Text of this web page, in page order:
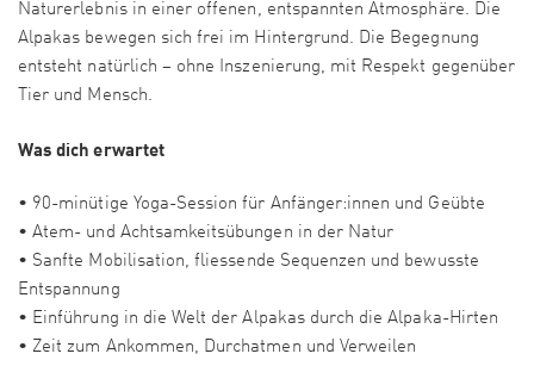
Naturerlebnis in einer offenen, entspannten Atmosphäre. Die
Alpakas bewegen sich frei im Hintergrund. Die Begegnung
entsteht natürlich – ohne Inszenierung, mit Respekt gegenüber
Tier und Mensch.
Was dich erwartet
• 90-minütige Yoga-Session für Anfänger:innen und Geübte
• Atem- und Achtsamkeitsübungen in der Natur
• Sanfte Mobilisation, fliessende Sequenzen und bewusste
Entspannung
• Einführung in die Welt der Alpakas durch die Alpaka-Hirten
• Zeit zum Ankommen, Durchatmen und Verweilen